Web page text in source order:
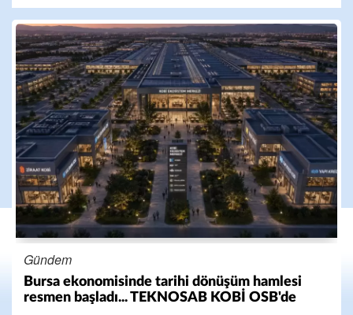
Gündem
Bursa ekonomisinde tarihi dönüşüm hamlesi
resmen başladı... TEKNOSAB KOBİ OSB'de